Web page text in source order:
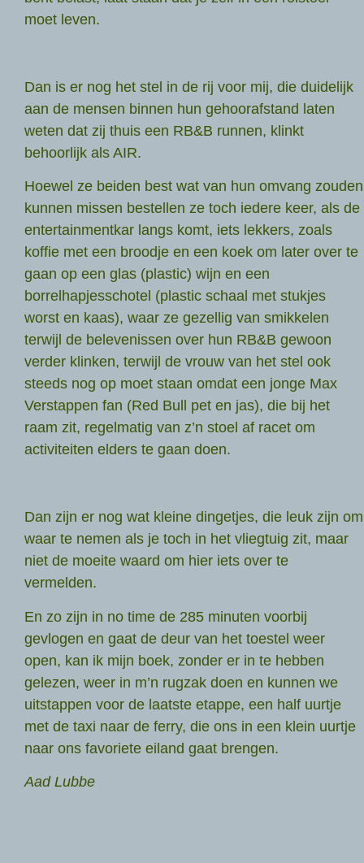
moet leven.
Dan is er nog het stel in de rij voor mij, die duidelijk
aan de mensen binnen hun gehoorafstand laten
weten dat zij thuis een RB&B runnen, klinkt
behoorlijk als AIR.
Hoewel ze beiden best wat van hun omvang zouden
kunnen missen bestellen ze toch iedere keer, als de
entertainmentkar langs komt, iets lekkers, zoals
koffie met een broodje en een koek om later over te
gaan op een glas (plastic) wijn en een
borrelhapjesschotel (plastic schaal met stukjes
worst en kaas), waar ze gezellig van smikkelen
terwijl de belevenissen over hun RB&B gewoon
verder klinken, terwijl de vrouw van het stel ook
steeds nog op moet staan omdat een jonge Max
Verstappen fan (Red Bull pet en jas), die bij het
raam zit, regelmatig van z’n stoel af racet om
activiteiten elders te gaan doen.
Dan zijn er nog wat kleine dingetjes, die leuk zijn om
waar te nemen als je toch in het vliegtuig zit, maar
niet de moeite waard om hier iets over te
vermelden.
En zo zijn in no time de 285 minuten voorbij
gevlogen en gaat de deur van het toestel weer
open, kan ik mijn boek, zonder er in te hebben
gelezen, weer in m’n rugzak doen en kunnen we
uitstappen voor de laatste etappe, een half uurtje
met de taxi naar de ferry, die ons in een klein uurtje
naar ons favoriete eiland gaat brengen.
Aad Lubbe